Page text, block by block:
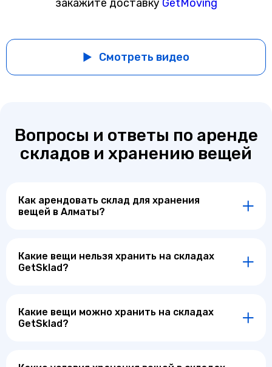
закажите доставку GetMoving
Смотреть видео
Вопросы и ответы по аренде
складов и хранению вещей
Как арендовать склад для хранения
вещей в Алматы?
Какие вещи нельзя хранить на складах
GetSklad?
Какие вещи можно хранить на складах
GetSklad?